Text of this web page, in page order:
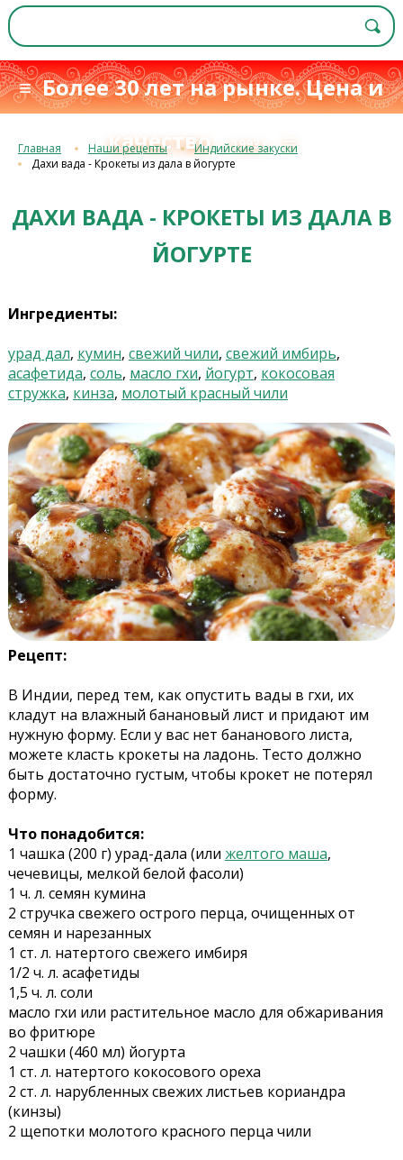
≡ Более 30 лет на рынке. Цена и
качествос 1993 г.≡
Главная Наши рецепты
Индийские закуски
Дахи вада - Крокеты из дала в йогурте
ДАХИ ВАДА - КРОКЕТЫ ИЗ ДАЛА В
ЙОГУРТЕ
Ингредиенты:
урад дал, кумин, свежий чили, свежий имбирь,
асафетида, соль, масло гхи, йогурт, кокосовая
стружка, кинза, молотый красный чили
Рецепт:
В Индии, перед тем, как опустить вады в гхи, их
кладут на влажный банановый лист и придают им
нужную форму. Если у вас нет бананового листа,
можете класть крокеты на ладонь. Тесто должно
быть достаточно густым, чтобы крокет не потерял
форму.
Что понадобится:
1 чашка (200 г) урад-дала (или желтого маша,
чечевицы, мелкой белой фасоли)
1 ч. л. семян кумина
2 стручка свежего острого перца, очищенных от
семян и нарезанных
1 ст. л. натертого свежего имбиря
1/2 ч. л. асафетиды
1,5 ч. л. соли
масло гхи или растительное масло для обжаривания
во фритюре
2 чашки (460 мл) йогурта
1 ст. л. натертого кокосового ореха
2 ст. л. нарубленных свежих листьев кориандра
(кинзы)
2 щепотки молотого красного перца чили